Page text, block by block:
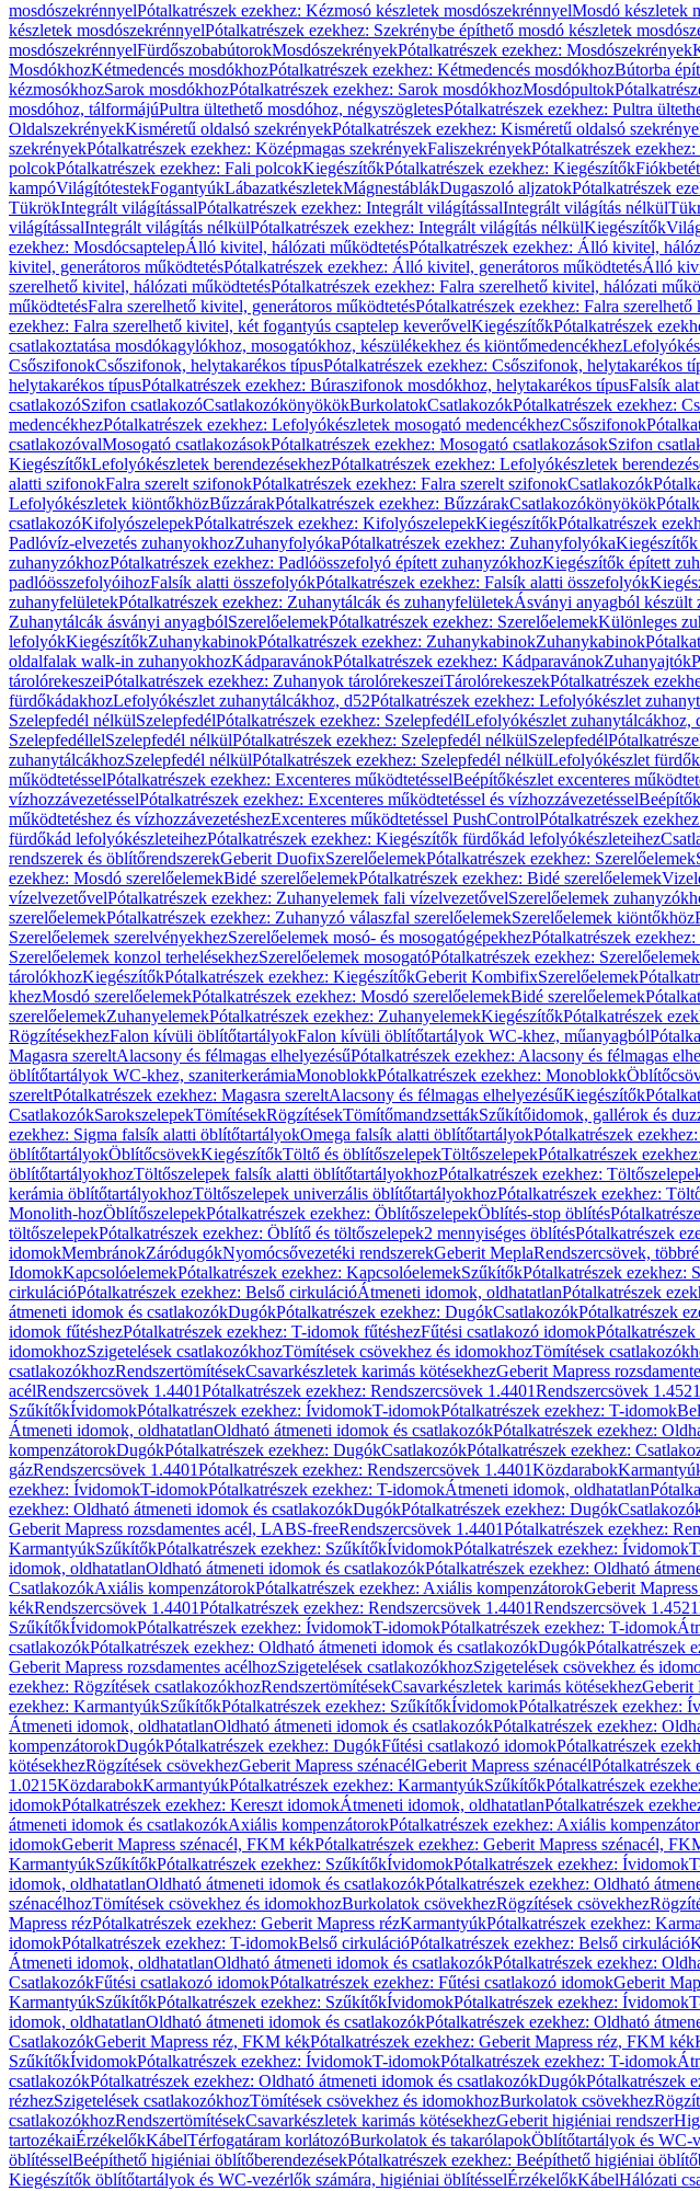
mosdószekrénnyelPótalkatrészek ezekhez: Kézmosó készletek mosdószekrénnyelMosdó készletek
készletek mosdószekrénnyelPótalkatrészek ezekhez: Szekrénybe építhető mosdó készletek
mosdószekrénnyelFürdőszobabútorokMosdószekrényekPótalkatrészek ezekhez: Mosdószekrények
MosdókhozKétmedencés mosdókhozPótalkatrészek ezekhez: Kétmedencés mosdókhozBútorba
kézmosókhozSarok mosdókhozPótalkatrészek ezekhez: Sarok mosdókhozMosdópultok
mosdóhoz, tálformájúPultra ültethető mosdóhoz, négyszögletesPótalkatrészek ezekhez: Pultra
OldalszekrényekKisméretű oldalsó szekrényekPótalkatrészek ezekhez: Kisméretű oldalsó
szekrényekPótalkatrészek ezekhez: Középmagas szekrényekFaliszekrényekPótalkatrészek
polcokPótalkatrészek ezekhez: Fali polcokKiegészítőkPótalkatrészek ezekhez: Kiegészítők
kampóVilágítótestekFogantyúkLábazatkészletekMágnestáblákDugaszoló aljzatokPótalkatrészek
TükrökIntegrált világítássalPótalkatrészek ezekhez: Integrált világítássalIntegrált világítás nélkül
világítássalIntegrált világítás nélkülPótalkatrészek ezekhez: Integrált világítás nélkülKiegészítők
ezekhez: MosdócsaptelepÁlló kivitel, hálózati működtetésPótalkatrészek ezekhez: Álló kivitel,
kivitel, generátoros működtetésPótalkatrészek ezekhez: Álló kivitel, generátoros működtetésÁlló
szerelhető kivitel, hálózati működtetésPótalkatrészek ezekhez: Falra szerelhető kivitel, hálózati
működtetésFalra szerelhető kivitel, generátoros működtetésPótalkatrészek ezekhez: Falra
ezekhez: Falra szerelhető kivitel, két fogantyús csaptelep keverővelKiegészítőkPótalkatrészek
csatlakoztatása mosdókagylókhoz, mosogatókhoz, készülékekhez és kiöntőmedencékhez
CsőszifonokCsőszifonok, helytakarékos típusPótalkatrészek ezekhez: Csőszifonok, helytakarékos
helytakarékos típusPótalkatrészek ezekhez: Búraszifonok mosdókhoz, helytakarékos típusFalsík
csatlakozóSzifon csatlakozóCsatlakozókönyökökBurkolatokCsatlakozókPótalkatrészek ezekhez:
medencékhezPótalkatrészek ezekhez: Lefolyókészletek mosogató medencékhezCsőszifonok
csatlakozóvalMosogató csatlakozásokPótalkatrészek ezekhez: Mosogató csatlakozásokSzifon
KiegészítőkLefolyókészletek berendezésekhezPótalkatrészek ezekhez: Lefolyókészletek
alatti szifonokFalra szerelt szifonokPótalkatrészek ezekhez: Falra szerelt szifonokCsatlakozók
Lefolyókészletek kiöntőkhözBűzzárakPótalkatrészek ezekhez: BűzzárakCsatlakozókönyökök
csatlakozóKifolyószelepekPótalkatrészek ezekhez: KifolyószelepekKiegészítőkPótalkatrészek
Padlóvíz-elvezetés zuhanyokhozZuhanyfolyókaPótalkatrészek ezekhez: Zuhanyfolyóka
zuhanyzókhozPótalkatrészek ezekhez: Padlóösszefolyó épített zuhanyzókhozKiegészítők épített
padlóösszefolyóihozFalsík alatti összefolyókPótalkatrészek ezekhez: Falsík alatti összefolyók
zuhanyfelületekPótalkatrészek ezekhez: Zuhanytálcák és zuhanyfelületekÁsványi anyagból készült
Zuhanytálcák ásványi anyagbólSzerelőelemekPótalkatrészek ezekhez: SzerelőelemekKülönleges
lefolyókKiegészítőkZuhanykabinokPótalkatrészek ezekhez: ZuhanykabinokZuhanykabinok
oldalfalak walk-in zuhanyokhozKádparavánokPótalkatrészek ezekhez: KádparavánokZuhanyajtók
tárolórekeszeiPótalkatrészek ezekhez: Zuhanyok tárolórekeszeiTárolórekeszekPótalkatrészek
fürdőkádakhozLefolyókészlet zuhanytálcákhoz, d52Pótalkatrészek ezekhez: Lefolyókészlet
Szelepfedél nélkülSzelepfedélPótalkatrészek ezekhez: SzelepfedélLefolyókészlet zuhanytálcákhoz,
SzelepfedéllelSzelepfedél nélkülPótalkatrészek ezekhez: Szelepfedél nélkülSzelepfedél
zuhanytálcákhozSzelepfedél nélkülPótalkatrészek ezekhez: Szelepfedél nélkülLefolyókészlet
működtetésselPótalkatrészek ezekhez: Excenteres működtetésselBeépítőkészlet excenteres
vízhozzávezetésselPótalkatrészek ezekhez: Excenteres működtetéssel és vízhozzávezetéssel
működtetéshez és vízhozzávezetéshezExcenteres működtetéssel PushControlPótalkatrészek
fürdőkád lefolyókészleteihezPótalkatrészek ezekhez: Kiegészítők fürdőkád lefolyókészleteihez
rendszerek és öblítőrendszerekGeberit DuofixSzerelőelemekPótalkatrészek ezekhez: Szerelőelemek
ezekhez: Mosdó szerelőelemekBidé szerelőelemekPótalkatrészek ezekhez: Bidé szerelőelemek
vízelvezetővelPótalkatrészek ezekhez: Zuhanyelemek fali vízelvezetővelSzerelőelemek
szerelőelemekPótalkatrészek ezekhez: Zuhanyzó válaszfal szerelőelemekSzerelőelemek kiöntőkhöz
Szerelőelemek szerelvényekhezSzerelőelemek mosó- és mosogatógépekhezPótalkatrészek
Szerelőelemek konzol terhelésekhezSzerelőelemek mosogatóPótalkatrészek ezekhez:
tárolókhozKiegészítőkPótalkatrészek ezekhez: KiegészítőkGeberit KombifixSzerelőelemek
khezMosdó szerelőelemekPótalkatrészek ezekhez: Mosdó szerelőelemekBidé szerelőelemek
szerelőelemekZuhanyelemekPótalkatrészek ezekhez: ZuhanyelemekKiegészítőkPótalkatrészek
RögzítésekhezFalon kívüli öblítőtartályokFalon kívüli öblítőtartályok WC-khez, műanyagból
Magasra szereltAlacsony és félmagas elhelyezésűPótalkatrészek ezekhez: Alacsony és félmagas
öblítőtartályok WC-khez, szaniterkerámiaMonoblokkPótalkatrészek ezekhez: Monoblokk
szereltPótalkatrészek ezekhez: Magasra szereltAlacsony és félmagas elhelyezésűKiegészítők
CsatlakozókSarokszelepekTömítésekRögzítésekTömítőmandzsettákSzűkítőidomok, gallérok és
ezekhez: Sigma falsík alatti öblítőtartályokOmega falsík alatti öblítőtartályokPótalkatrészek
öblítőtartályokÖblítőcsövekKiegészítőkTöltő és öblítőszelepekTöltőszelepekPótalkatrészek
öblítőtartályokhozTöltőszelepek falsík alatti öblítőtartályokhozPótalkatrészek ezekhez:
kerámia öblítőtartályokhozTöltőszelepek univerzális öblítőtartályokhozPótalkatrészek ezekhez:
Monolith-hozÖblítőszelepekPótalkatrészek ezekhez: ÖblítőszelepekÖblítés-stop öblítés
töltőszelepekPótalkatrészek ezekhez: Öblítő és töltőszelepek2 mennyiséges öblítésPótalkatrészek
idomokMembránokZáródugókNyomócsővezetéki rendszerekGeberit MeplaRendszercsövek,
IdomokKapcsolóelemekPótalkatrészek ezekhez: KapcsolóelemekSzűkítőkPótalkatrészek ezekhez:
cirkulációPótalkatrészek ezekhez: Belső cirkulációÁtmeneti idomok, oldhatatlanPótalkatrészek
átmeneti idomok és csatlakozókDugókPótalkatrészek ezekhez: DugókCsatlakozókPótalkatrészek
idomok fűtéshezPótalkatrészek ezekhez: T-idomok fűtéshezFűtési csatlakozó idomok
idomokhozSzigetelések csatlakozókhozTömítések csövekhez és idomokhozTömítések
csatlakozókhozRendszertömítésekCsavarkészletek karimás kötésekhezGeberit Mapress
acélRendszercsövek 1.4401Pótalkatrészek ezekhez: Rendszercsövek 1.4401Rendszercsövek 1.4521
SzűkítőkÍvidomokPótalkatrészek ezekhez: ÍvidomokT-idomokPótalkatrészek ezekhez: T-idomok
Átmeneti idomok, oldhatatlanOldható átmeneti idomok és csatlakozókPótalkatrészek ezekhez:
kompenzátorokDugókPótalkatrészek ezekhez: DugókCsatlakozókPótalkatrészek ezekhez:
gázRendszercsövek 1.4401Pótalkatrészek ezekhez: Rendszercsövek 1.4401Közdarabok
ezekhez: ÍvidomokT-idomokPótalkatrészek ezekhez: T-idomokÁtmeneti idomok, oldhatatlan
ezekhez: Oldható átmeneti idomok és csatlakozókDugókPótalkatrészek ezekhez: Dugók
Geberit Mapress rozsdamentes acél, LABS-freeRendszercsövek 1.4401Pótalkatrészek ezekhez:
KarmantyúkSzűkítőkPótalkatrészek ezekhez: SzűkítőkÍvidomokPótalkatrészek ezekhez: Ívidomok
idomok, oldhatatlanOldható átmeneti idomok és csatlakozókPótalkatrészek ezekhez: Oldható
CsatlakozókAxiális kompenzátorokPótalkatrészek ezekhez: Axiális kompenzátorokGeberit
kékRendszercsövek 1.4401Pótalkatrészek ezekhez: Rendszercsövek 1.4401Rendszercsövek 1.4521
SzűkítőkÍvidomokPótalkatrészek ezekhez: ÍvidomokT-idomokPótalkatrészek ezekhez: T-idomok
csatlakozókPótalkatrészek ezekhez: Oldható átmeneti idomok és csatlakozókDugókPótalkatrészek
Geberit Mapress rozsdamentes acélhozSzigetelések csatlakozókhozSzigetelések csövekhez és
ezekhez: Rögzítések csatlakozókhozRendszertömítésekCsavarkészletek karimás kötésekhezGeberit
ezekhez: KarmantyúkSzűkítőkPótalkatrészek ezekhez: SzűkítőkÍvidomokPótalkatrészek ezekhez:
Átmeneti idomok, oldhatatlanOldható átmeneti idomok és csatlakozókPótalkatrészek ezekhez:
kompenzátorokDugókPótalkatrészek ezekhez: DugókFűtési csatlakozó idomokPótalkatrészek
kötésekhezRögzítések csövekhezGeberit Mapress szénacélGeberit Mapress szénacélPótalkatrészek
1.0215KözdarabokKarmantyúkPótalkatrészek ezekhez: KarmantyúkSzűkítőkPótalkatrészek
idomokPótalkatrészek ezekhez: Kereszt idomokÁtmeneti idomok, oldhatatlanPótalkatrészek
átmeneti idomok és csatlakozókAxiális kompenzátorokPótalkatrészek ezekhez: Axiális
idomokGeberit Mapress szénacél, FKM kékPótalkatrészek ezekhez: Geberit Mapress szénacél,
KarmantyúkSzűkítőkPótalkatrészek ezekhez: SzűkítőkÍvidomokPótalkatrészek ezekhez: Ívidomok
idomok, oldhatatlanOldható átmeneti idomok és csatlakozókPótalkatrészek ezekhez: Oldható
szénacélhozTömítések csövekhez és idomokhozBurkolatok csövekhezRögzítések csövekhez
Mapress rézPótalkatrészek ezekhez: Geberit Mapress rézKarmantyúkPótalkatrészek ezekhez:
idomokPótalkatrészek ezekhez: T-idomokBelső cirkulációPótalkatrészek ezekhez: Belső cirkuláció
Átmeneti idomok, oldhatatlanOldható átmeneti idomok és csatlakozókPótalkatrészek ezekhez:
CsatlakozókFűtési csatlakozó idomokPótalkatrészek ezekhez: Fűtési csatlakozó idomokGeberit
KarmantyúkSzűkítőkPótalkatrészek ezekhez: SzűkítőkÍvidomokPótalkatrészek ezekhez: Ívidomok
idomok, oldhatatlanOldható átmeneti idomok és csatlakozókPótalkatrészek ezekhez: Oldható
CsatlakozókGeberit Mapress réz, FKM kékPótalkatrészek ezekhez: Geberit Mapress réz, FKM kék
SzűkítőkÍvidomokPótalkatrészek ezekhez: ÍvidomokT-idomokPótalkatrészek ezekhez: T-idomok
csatlakozókPótalkatrészek ezekhez: Oldható átmeneti idomok és csatlakozókDugókPótalkatrészek
rézhezSzigetelések csatlakozókhozTömítések csövekhez és idomokhozBurkolatok csövekhez
csatlakozókhozRendszertömítésekCsavarkészletek karimás kötésekhezGeberit higiéniai rendszer
tartozékaiÉrzékelőkKábelTérfogatáram korlátozóBurkolatok és takarólapokÖblítőtartályok és WC-
öblítésselBeépíthető higiéniai öblítőberendezésekPótalkatrészek ezekhez: Beépíthető higiéniai
Kiegészítők öblítőtartályok és WC-vezérlők számára, higiéniai öblítésselÉrzékelőkKábelHálózati